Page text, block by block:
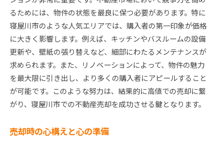
るためには、物件の状態を最良に保つ必要があります。特に
寝屋川市のような人気エリアでは、購入者の第一印象が価格
に大きく影響します。例えば、キッチンやバスルームの設備
更新や、壁紙の張り替えなど、細部にわたるメンテナンスが
求められます。また、リノベーションによって、物件の魅力
を最大限に引き出し、より多くの購入者にアピールすること
が可能です。このような努力は、結果的に高値での売却に繋
がり、寝屋川市での不動産売却を成功させる鍵となります。
売却時の心構えと心の準備